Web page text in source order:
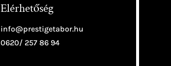
Elérhetőség
info@prestigetabor.hu
0620/ 257 86 94